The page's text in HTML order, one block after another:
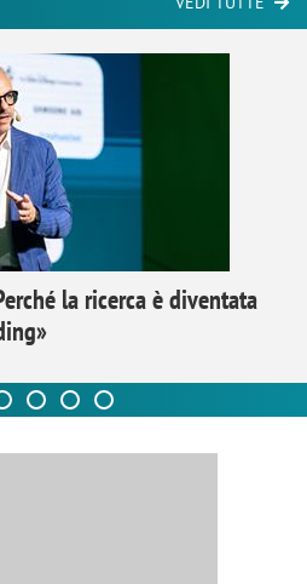
la ricerca è diventata